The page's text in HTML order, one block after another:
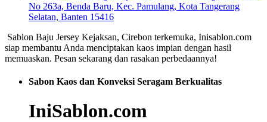
No 263a, Benda Baru, Kec. Pamulang, Kota Tangerang
Selatan, Banten 15416
Sablon Baju Jersey Kejaksan, Cirebon terkemuka, Inisablon.com
siap membantu Anda menciptakan kaos impian dengan hasil
memuaskan. Pesan sekarang dan rasakan perbedaannya!
Sabon Kaos dan Konveksi Seragam Berkualitas
IniSablon.com